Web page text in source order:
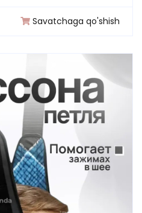
Savatchaga qo'shish